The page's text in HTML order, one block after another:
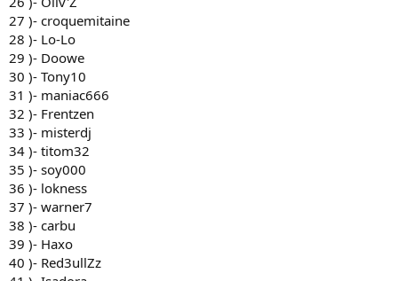
27 )- croquemitaine
28 )- Lo-Lo
29 )- Doowe
30 )- Tony10
31 )- maniac666
32 )- Frentzen
33 )- misterdj
34 )- titom32
35 )- soy000
36 )- lokness
37 )- warner7
38 )- carbu
39 )- Haxo
40 )- Red3ullZz